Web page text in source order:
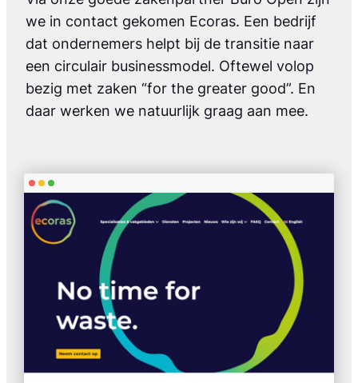
we in contact gekomen Ecoras. Een bedrijf
dat ondernemers helpt bij de transitie naar
een circulair businessmodel. Oftewel volop
bezig met zaken “for the greater good”. En
daar werken we natuurlijk graag aan mee.